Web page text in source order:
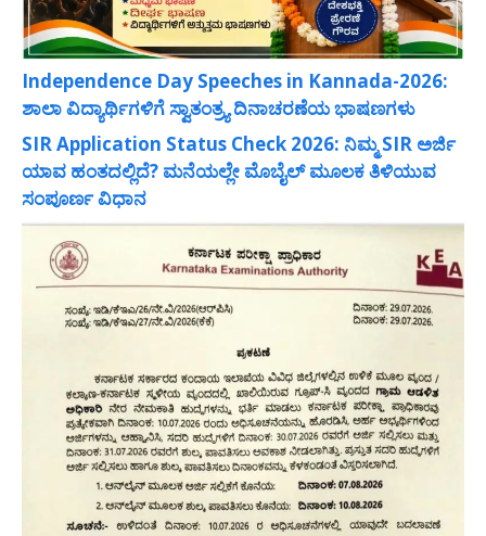
Independence Day Speeches in Kannada-2026:
ಶಾಲಾ ವಿದ್ಯಾರ್ಥಿಗಳಿಗೆ ಸ್ವಾತಂತ್ರ್ಯ ದಿನಾಚರಣೆಯ ಭಾಷಣಗಳು
SIR Application Status Check 2026: ನಿಮ್ಮ SIR ಅರ್ಜಿ
ಯಾವ ಹಂತದಲ್ಲಿದೆ? ಮನೆಯಲ್ಲೇ ಮೊಬೈಲ್ ಮೂಲಕ ತಿಳಿಯುವ
ಸಂಪೂರ್ಣ ವಿಧಾನ